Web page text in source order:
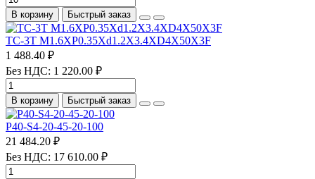
В корзину Быстрый заказ
TC-3T M1.6XP0.35Xd1.2X3.4XD4X50X3F
1 488.40 ₽
Без НДС: 1 220.00 ₽
В корзину Быстрый заказ
P40-S4-20-45-20-100
21 484.20 ₽
Без НДС: 17 610.00 ₽